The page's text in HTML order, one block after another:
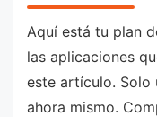
Aquí está tu plan
las aplicaciones
este artículo. Solo
ahora mismo.